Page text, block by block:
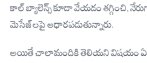
కాల్ బ్యాలెన్స్ కూడా వేయడం తగ్గించి,
మెసేజ్‌లపై ఆధారపడుతున్నారు.
అయితే చాలామందికి తెలియని విషయం